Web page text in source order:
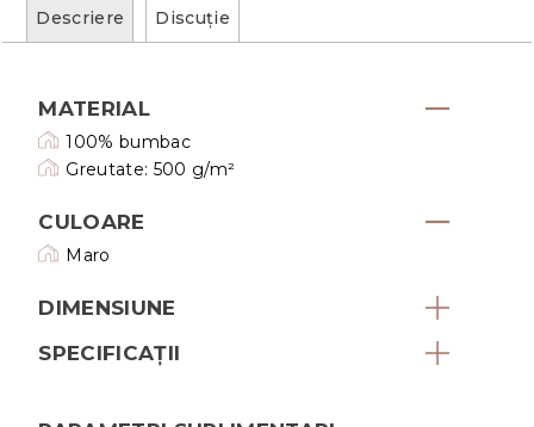
Descriere Discuţie
MATERIAL
100% bumbac
Greutate: 500 g/m²
CULOARE
Maro
DIMENSIUNE
SPECIFICAȚII